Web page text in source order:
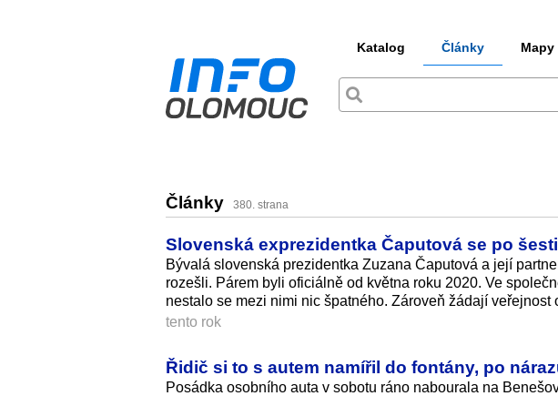
Katalog Články Mapy
Články 380. strana
Slovenská exprezidentka Čaputová se po
Bývalá slovenská prezidentka Zuzana Čaputová a její
rozešli. Párem byli oficiálně od května roku 2020. Ve
nestalo se mezi nimi nic špatného. Zároveň žádají veřejnost
tento rok
Řidič si to s autem namířil do fontány, po
Posádka osobního auta v sobotu ráno nabourala na